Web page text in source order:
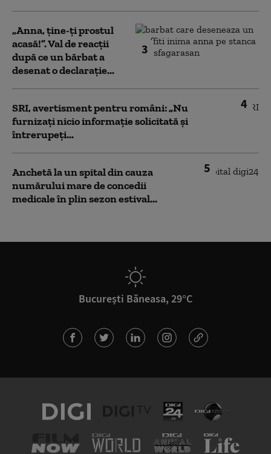
3
„Anna, ţine-ţi prostul
acasă!”. Val de reacții
după ce un bărbat a
desenat o declarație...
4
SRI, avertisment pentru români: „Nu
furnizați nicio informație solicitată și
întrerupeți...
5
Anchetă la un spital din cauza
numărului mare de concedii
medicale în plin sezon estival...
București Băneasa, 29°C